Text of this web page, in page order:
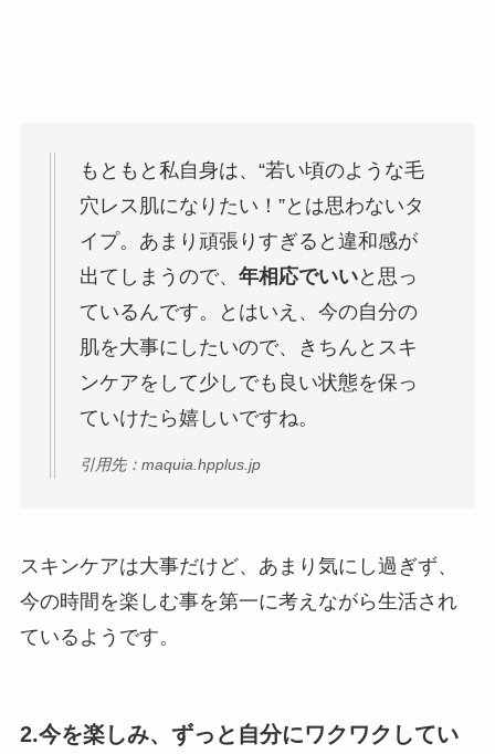
もともと私自身は、“若い頃のような毛
穴レス肌になりたい！”とは思わないタ
イプ。あまり頑張りすぎると違和感が
出てしまうので、 年相応でいいと思っ
ているんです。とはいえ、今の自分の
肌を大事にしたいので、きちんとスキ
ンケアをして少しでも良い状態を保っ
ていけたら嬉しいですね。
引用先：maquia.hpplus.jp
スキンケアは大事だけど、あまり気にし過ぎず、
今の時間を楽しむ事を第一に考えながら生活され
ているようです。
2.今を楽しみ、ずっと自分にワクワクしてい